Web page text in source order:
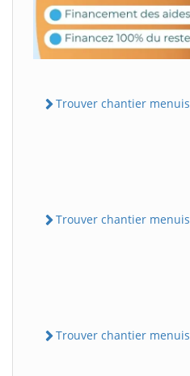
Trouver chantier
Trouver chantier
Trouver chantier